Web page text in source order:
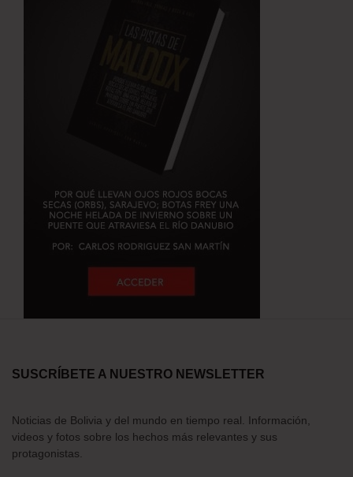
SUSCRÍBETE A NUESTRO NEWSLETTER
Noticias de Bolivia y del mundo en tiempo real. Información,
videos y fotos sobre los hechos más relevantes y sus
protagonistas.